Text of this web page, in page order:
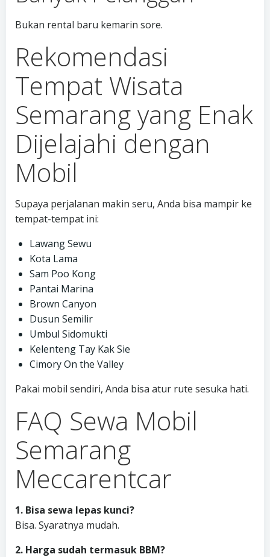
Bukan rental baru kemarin sore.
Rekomendasi
Tempat Wisata
Semarang yang Enak
Dijelajahi dengan
Mobil
Supaya perjalanan makin seru, Anda bisa mampir ke
tempat-tempat ini:
Lawang Sewu
Kota Lama
Sam Poo Kong
Pantai Marina
Brown Canyon
Dusun Semilir
Umbul Sidomukti
Kelenteng Tay Kak Sie
Cimory On the Valley
Pakai mobil sendiri, Anda bisa atur rute sesuka hati.
FAQ Sewa Mobil
Semarang
Meccarentcar
1. Bisa sewa lepas kunci?
Bisa. Syaratnya mudah.
2. Harga sudah termasuk BBM?